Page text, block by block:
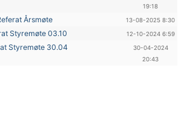
19:18
Årsmøte 13-08-2025 8:30
Styremøte 03.10 12-10-2024 6:59
Styremøte 30.04
30-04-2024
20:43